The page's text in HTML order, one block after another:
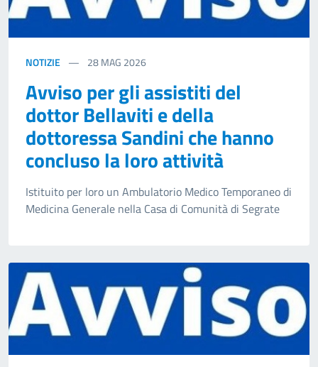
NOTIZIE 28MAG 2026
Avviso per gli assistiti del
dottor Bellaviti e della
dottoressa Sandini che hanno
concluso la loro attività
Istituito per loro un Ambulatorio Medico Temporaneo di
Medicina Generale nella Casa di Comunità di Segrate